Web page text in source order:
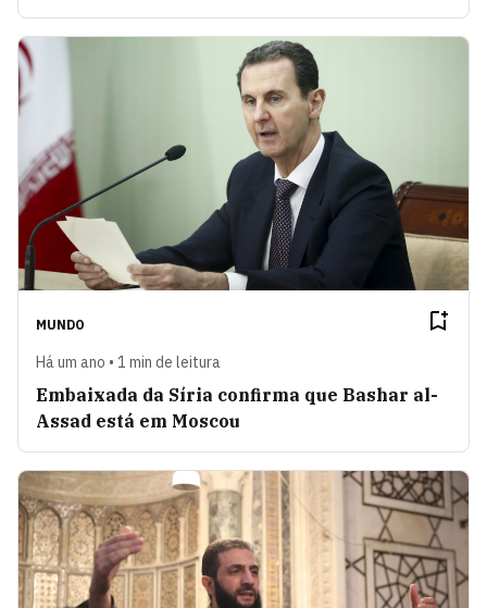
MUNDO
Há um ano • 1 min de leitura
Embaixada da Síria confirma que Bashar al-
Assad está em Moscou